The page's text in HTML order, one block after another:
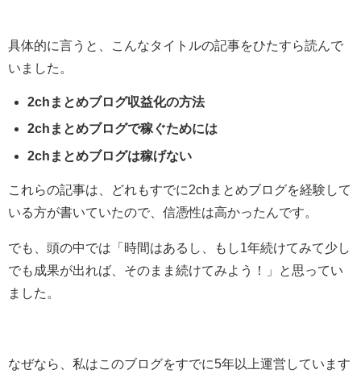
具体的に言うと、こんなタイトルの記事をひたすら読んで
いました。
2chまとめブログ収益化の方法
2chまとめブログで稼ぐためには
2chまとめブログは稼げない
これらの記事は、どれもすでに2chまとめブログを経験して
いる方が書いていたので、信憑性は高かったんです。
でも、頭の中では「時間はあるし、もし1年続けてみて少し
でも成果が出れば、そのまま続けてみよう！」と思ってい
ました。
なぜなら、私はこのブログをすでに5年以上運営しています